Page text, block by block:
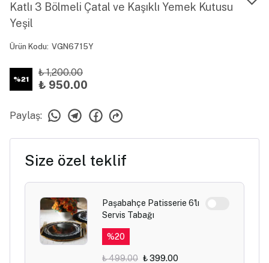
Katlı 3 Bölmeli Çatal ve Kaşıklı Yemek Kutusu
Yeşil
Ürün Kodu: VGN6715Y
%21
₺ 1,200.00
₺ 950.00
Paylaş:
Size özel teklif
Paşabahçe Patisserie 6'lı
Servis Tabağı
%20
₺ 499.00 ₺ 399.00